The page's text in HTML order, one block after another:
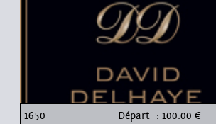
1650 Départ : 100.00 €